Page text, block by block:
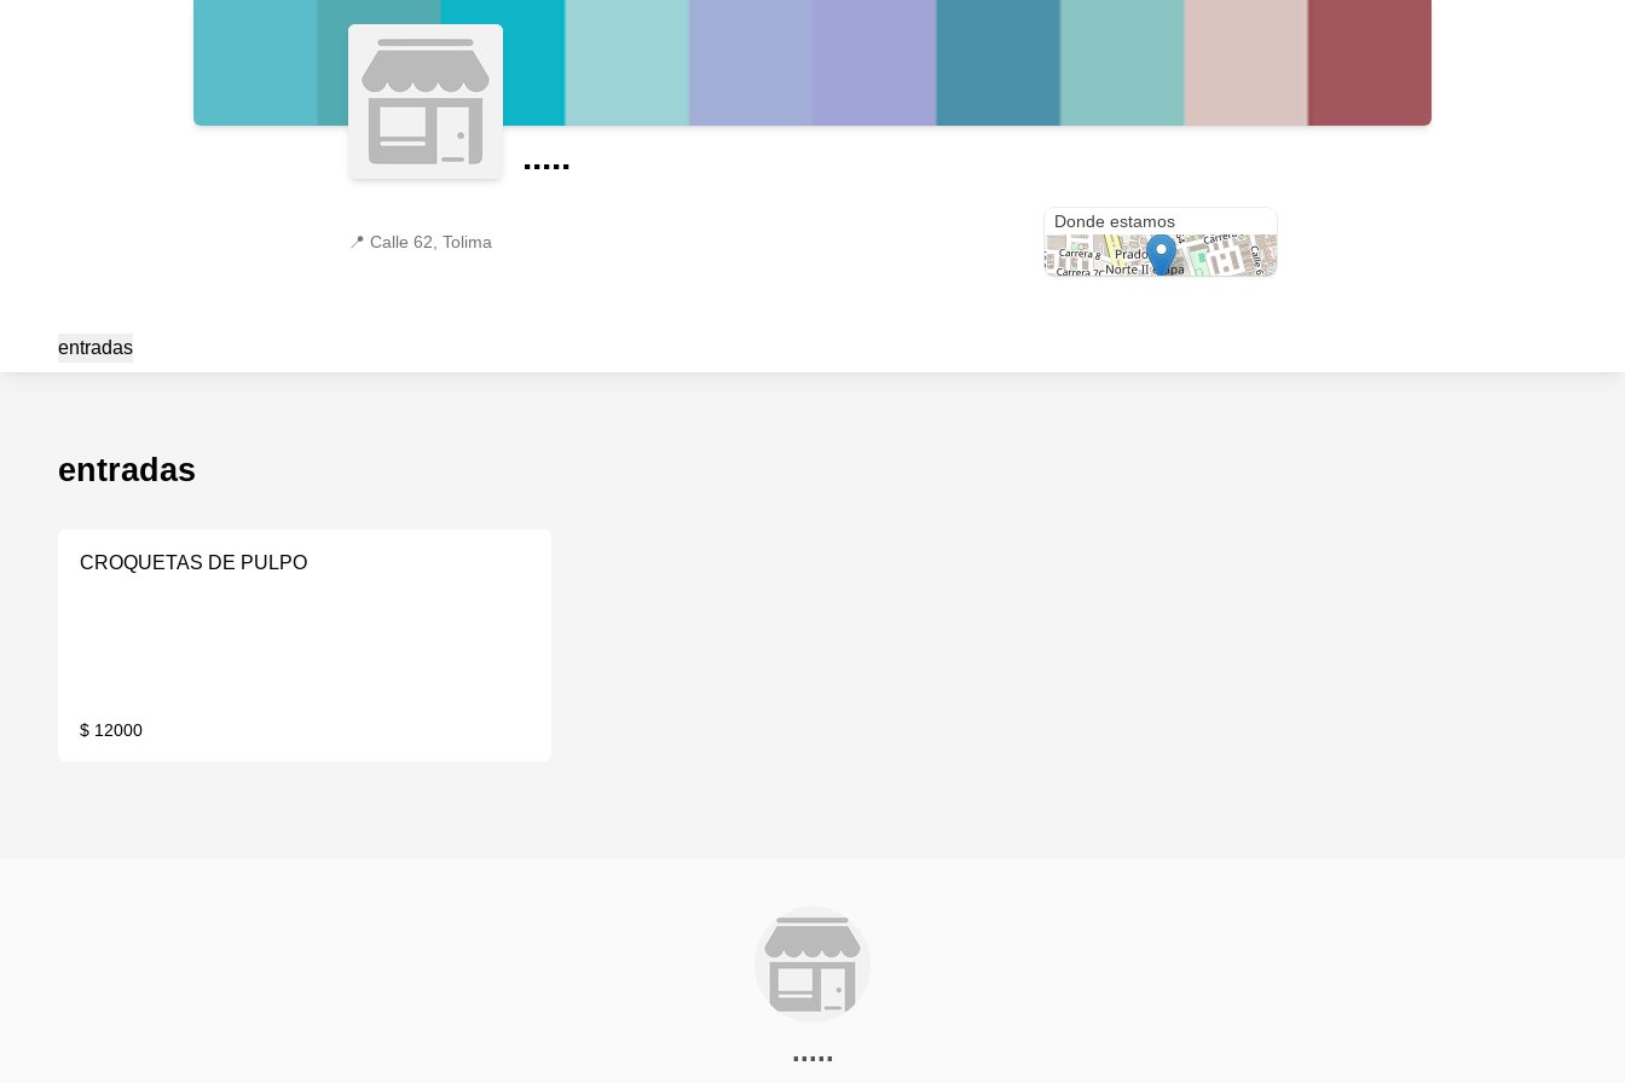
.....
📍 Calle 62, Tolima
Donde estamos
entradas
entradas
CROQUETAS DE PULPO
$ 12000
.....